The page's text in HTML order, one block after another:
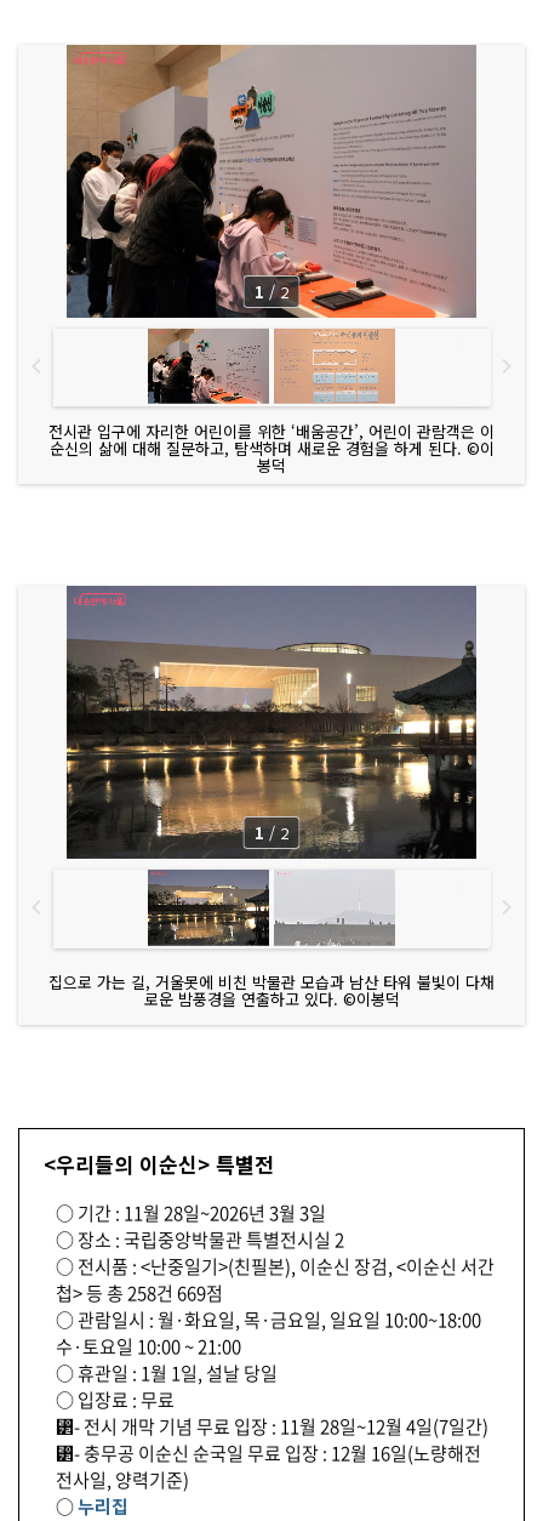
전시관 입구에 자리한 어린이를 위한 ‘배움공간’, 어린이 관람객은 이
순신의 삶에 대해 질문하고, 탐색하며 새로운 경험을 하게 된다. ©이
봉덕
1 / 2
집으로 가는 길, 거울못에 비친 박물관 모습과 남산 타워 불빛이 다채
로운 밤풍경을 연출하고 있다. ©이봉덕
1 / 2
<우리들의 이순신> 특별전
○ 기간 : 11월 28일~2026년 3월 3일
○ 장소 : 국립중앙박물관 특별전시실 2
○ 전시품 : <난중일기>(친필본), 이순신 장검, <이순신 서간
첩> 등 총 258건 669점
○ 관람일시 : 월·화요일, 목·금요일, 일요일 10:00~18:00
수·토요일 10:00 ~ 21:00
○ 휴관일 : 1월 1일, 설날 당일
○ 입장료 : 무료
⁲- 전시 개막 기념 무료 입장 : 11월 28일~12월 4일(7일간)
⁲- 충무공 이순신 순국일 무료 입장 : 12월 16일(노량해전
전사일, 양력기준)
○누리집